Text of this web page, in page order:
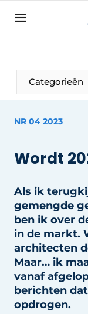
interieur-
Privacy /
Vacature
Vacatures
Video’s
Categorieën
Architect Aan
NR 04 2023
Wordt
Als ik
gemengde
ben ik over
in de markt.
architecten
Maar… ik
vanaf
berichten
opdrogen.